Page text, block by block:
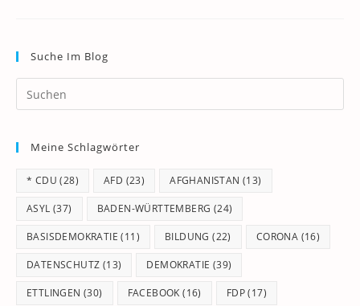
Suche Im Blog
Meine Schlagwörter
* CDU (28) AFD (23) AFGHANISTAN (13)
ASYL (37) BADEN-WÜRTTEMBERG (24)
BASISDEMOKRATIE (11) BILDUNG (22) CORONA (16)
DATENSCHUTZ (13) DEMOKRATIE (39)
ETTLINGEN (30) FACEBOOK (16) FDP(17)